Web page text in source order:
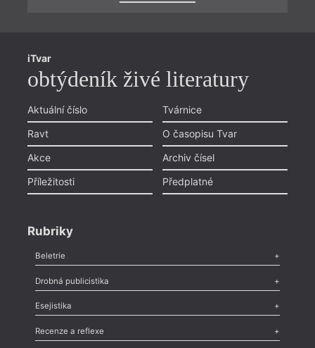
iTvar
obtýdeník živé literatury
Aktuální číslo
Ravt
Akce
Příležitosti
Tvárnice
O časopisu Tvar
Archiv čísel
Předplatné
Rubriky
Beletrie
Poezie,Próza,Dokumenty
Drobná publicistika
Odlesk
Nekrolog,Glosa,Sloupek,Pozvánka,Literární soutěž,
Esejistika
Esej , Pádlo,Úvaha
Recenze a reflexe